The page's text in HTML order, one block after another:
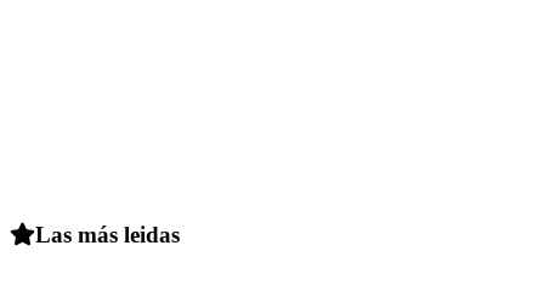
Las más leidas